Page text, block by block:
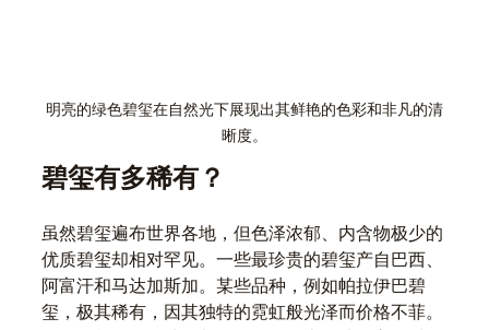
明亮的绿色碧玺在自然光下展现出其鲜艳的色彩和非凡的清
晰度。
碧玺有多稀有？
虽然碧玺遍布世界各地，但色泽浓郁、内含物极少的
优质碧玺却相对罕见。一些最珍贵的碧玺产自巴西、
阿富汗和马达加斯加。某些品种，例如帕拉伊巴碧
玺，极其稀有，因其独特的霓虹般光泽而价格不菲。